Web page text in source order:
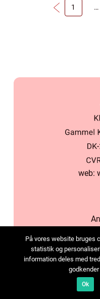
1 …
web:
På vores website bruges
statistik og
information deles med
Ok